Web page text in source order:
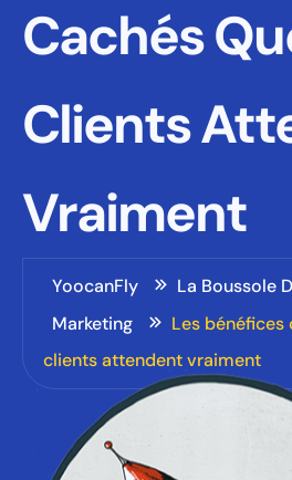
Cachés
Clients
Vraiment
YoocanFly
La Boussole
Marketing
Les bénéfices
clients attendent vraiment